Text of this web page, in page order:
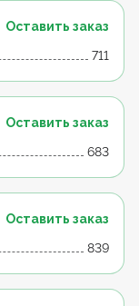
Оставить заказ
711
Оставить заказ
683
Оставить заказ
839